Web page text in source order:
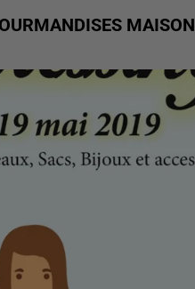
MAISON